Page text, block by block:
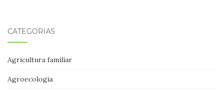
CATEGORIAS
Agricultura familiar
Agroecologia